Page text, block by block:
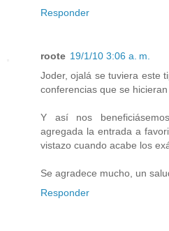
Responder
roote 19/1/10 3:06 a. m.
Joder, ojalá se tuviera este
conferencias que se
Y así nos
agregada la entrada a
vistazo cuando acabe los
Se agradece mucho, un
Responder